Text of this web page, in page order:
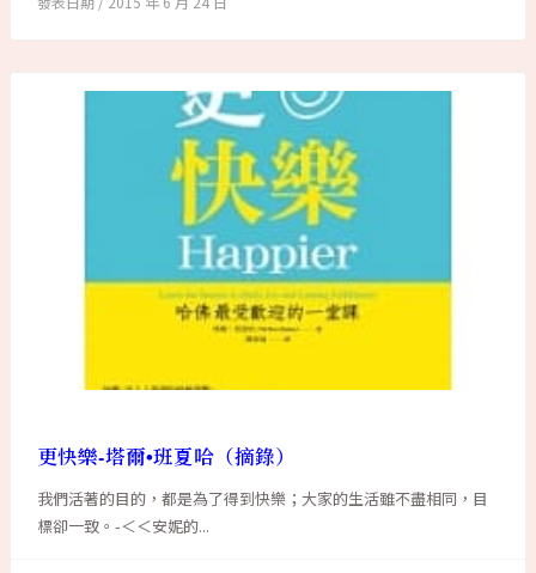
更快樂-塔爾•班夏哈（摘錄）
我們活著的目的，都是為了得到快樂；大家的生活雖不盡相同，目
標卻一致。-＜＜安妮的...